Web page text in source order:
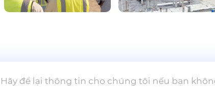
Hãy để lại thông tin cho chúng tôi nếu bạn